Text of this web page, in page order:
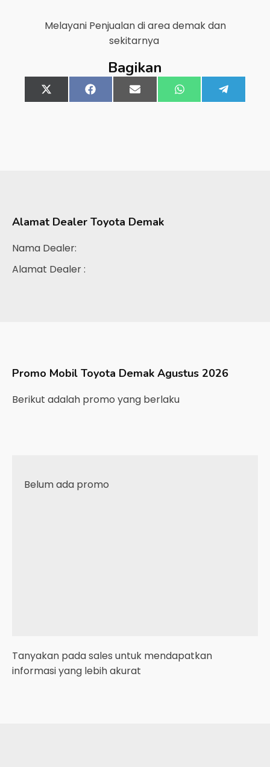
Melayani Penjualan di areademakdan
sekitarnya
Bagikan
Share
on
X
(Twitter)
Share
on
FacebookShare
on
Email Share
on
WhatsApp
on
Alamat Dealer Toyota Demak
Nama Dealer:
Alamat Dealer :
Promo Mobil Toyota Demak Agustus 2026
Berikut adalah promo yang berlaku
Belum ada promo
Tanyakan pada sales untuk mendapatkan
informasi yang lebih akurat